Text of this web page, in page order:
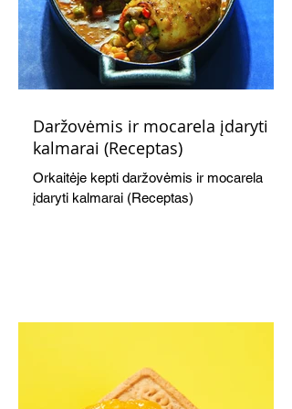
Daržovėmis ir mocarela įdaryti
kalmarai (Receptas)
Orkaitėje kepti daržovėmis ir mocarela
įdaryti kalmarai (Receptas)